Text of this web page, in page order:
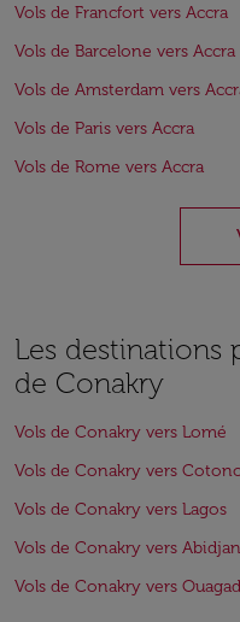
Vols de Francfort vers Accra
Vols de Barcelone vers Accra
Vols de Amsterdam vers
Vols de Paris vers Accra
Vols de Rome vers Accra
Les destinations
de Conakry
Vols de Conakry vers Lomé
Vols de Conakry vers
Vols de Conakry vers Lagos
Vols de Conakry vers Abidjan
Vols de Conakry vers